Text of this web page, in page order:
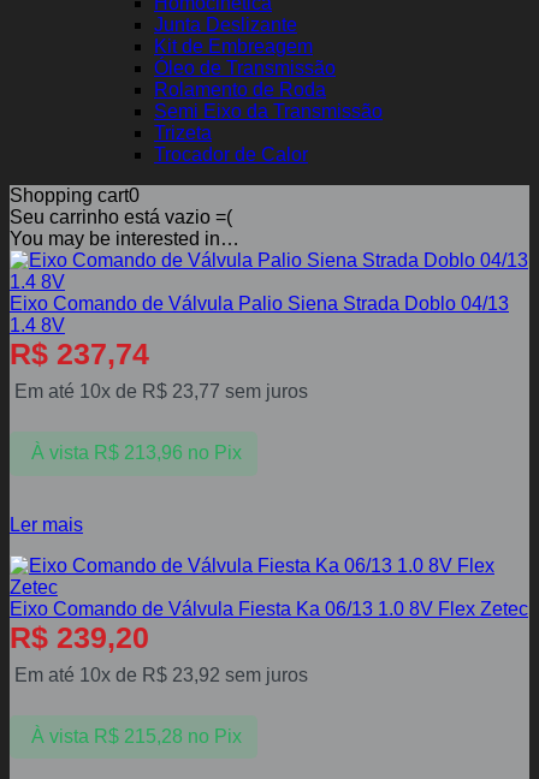
Junta Deslizante
Kit de Embreagem
Óleo de Transmissão
Rolamento de Roda
Semi Eixo da Transmissão
Trizeta
Trocador de Calor
Shopping cart0
Seu carrinho está vazio =(
You may be interested in…
Eixo Comando de Válvula Palio Siena Strada Doblo 04/13
1.4 8V
R$ 237,74
Em até 10x de R$ 23,77 sem juros
À vista R$213,96 no Pix
Ler mais
Eixo Comando de Válvula Fiesta Ka 06/13 1.0 8V Flex Zetec
R$ 239,20
Em até 10x de R$ 23,92 sem juros
À vista R$215,28 no Pix